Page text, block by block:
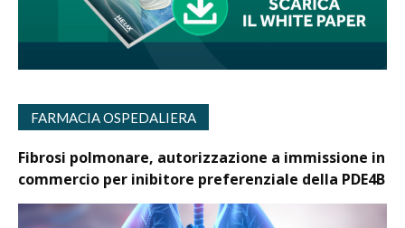
FARMACIA OSPEDALIERA
Fibrosi polmonare, autorizzazione a immissione in
commercio per inibitore preferenziale della PDE4B